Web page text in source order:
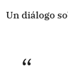
Un diálogo